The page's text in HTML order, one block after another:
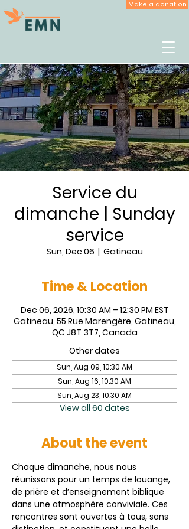
Make a donation
Service du
dimanche | Sunday
service
Sun, Dec 06
  |
Gatineau
Time & Location
Dec 06, 2026, 10:30 AM – 12:30 PM EST
Gatineau, 55 Rue Marengère, Gatineau,
QC J8T 3T7, Canada
Other dates
Sun, Aug 09, 10:30 AM
Sun, Aug 16, 10:30 AM
Sun, Aug 23, 10:30 AM
View all 60 dates
About the event
Chaque dimanche, nous nous
réunissons pour un temps de louange,
de prière et d’enseignement biblique
dans une atmosphère conviviale. Ces
rencontres sont ouvertes à tous, sans